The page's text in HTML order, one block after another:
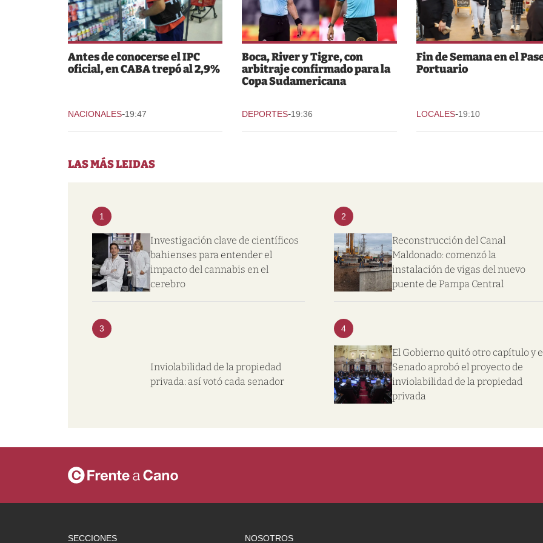
Antes de conocerse el IPC
oficial, en CABA trepó al 2,9%
NACIONALES-19:47
Boca, River y Tigre, con
arbitraje confirmado para la
Copa Sudamericana
DEPORTES-19:36
Fin de Semana en el
Portuario
LOCALES-19:10
LAS MÁS LEIDAS
1
Investigación clave de científicos
bahienses para entender el
impacto del cannabis en el
cerebro
2
Reconstrucción del Canal
Maldonado: comenzó la
instalación de vigas del nuevo
puente de Pampa Central
3
Inviolabilidad de la propiedad
privada: así votó cada senador
4
El Gobierno quitó otro capítulo y
Senado aprobó el proyecto de
inviolabilidad de la propiedad
privada
SECCIONES NOSOTROS